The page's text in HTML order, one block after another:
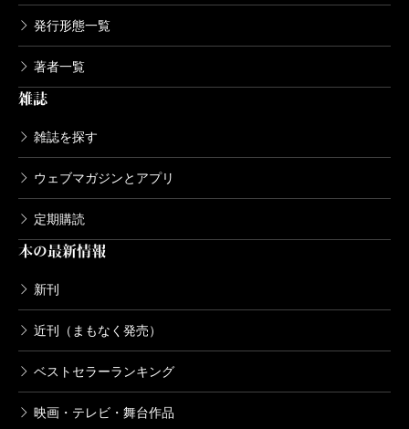
発行形態一覧
著者一覧
雑誌
雑誌を探す
ウェブマガジンとアプリ
定期購読
本の最新情報
新刊
近刊（まもなく発売）
ベストセラーランキング
映画・テレビ・舞台作品